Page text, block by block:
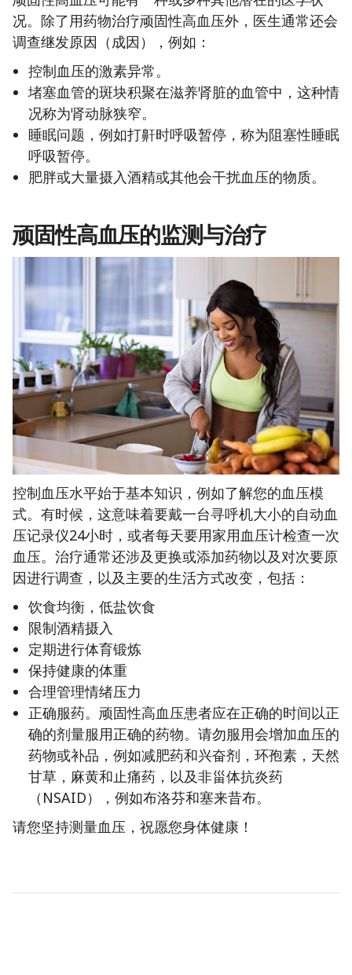
况。除了用药物治疗顽固性高血压外，医生通常还会
调查继发原因（成因），例如：
控制血压的激素异常。
堵塞血管的斑块积聚在滋养肾脏的血管中，这种情
况称为肾动脉狭窄。
睡眠问题，例如打鼾时呼吸暂停，称为阻塞性睡眠
呼吸暂停。
肥胖或大量摄入酒精或其他会干扰血压的物质。
顽固性高血压的监测与治疗
控制血压水平始于基本知识，例如了解您的血压模
式。有时候，这意味着要戴一台寻呼机大小的自动血
压记录仪24小时，或者每天要用家用血压计检查一次
血压。治疗通常还涉及更换或添加药物以及对次要原
因进行调查，以及主要的生活方式改变，包括：
饮食均衡，低盐饮食
限制酒精摄入
定期进行体育锻炼
保持健康的体重
合理管理情绪压力
正确服药。顽固性高血压患者应在正确的时间以正
确的剂量服用正确的药物。请勿服用会增加血压的
药物或补品，例如减肥药和兴奋剂，环孢素，天然
甘草，麻黄和止痛药，以及非甾体抗炎药
（NSAID），例如布洛芬和塞来昔布。
请您坚持测量血压，祝愿您身体健康！